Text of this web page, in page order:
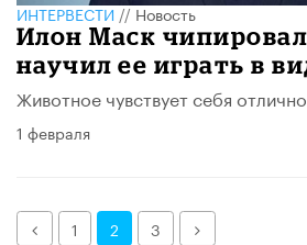
ИНТЕРВЕСТИ//Новость
Илон Маск
научил ее играть в
Животное чувствует себя
1 февраля
Назад1 2 3 Далее